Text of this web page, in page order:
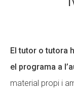
El tutor o tutora
el programa a
material propi i